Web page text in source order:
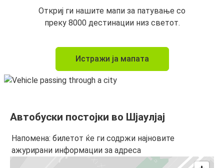
Откриј ги нашите мапи за патување со
преку 8000 дестинации низ светот.
Истражи ја мапата
Автобуски постојки во Шјаулјај
Напомена: билетот ќе ги содржи најновите
ажурирани информации за адреса